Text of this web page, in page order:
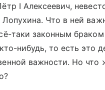
I Алексеевич,
Лопухина. Что в ней
таки законным браком
нибудь, то есть это
важности. Но что